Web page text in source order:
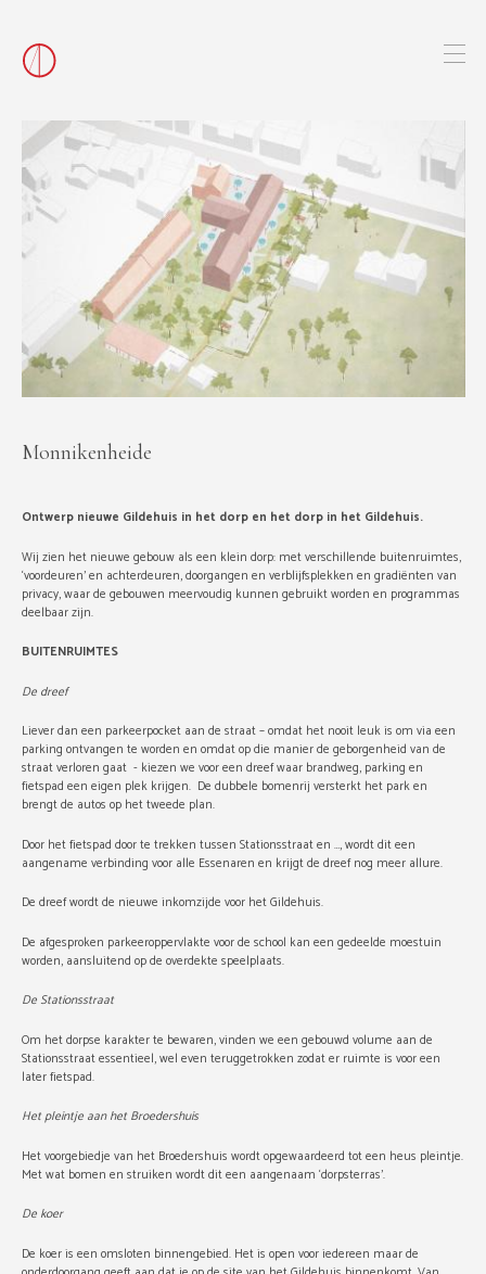
Monnikenheide
Ontwerp nieuwe Gildehuis in het dorp en het dorp in het Gildehuis.
Wij zien het nieuwe gebouw als een klein dorp: met verschillende buitenruimtes,
‘voordeuren’ en achterdeuren, doorgangen en verblijfsplekken en gradiënten van
privacy, waar de gebouwen meervoudig kunnen gebruikt worden en programmas
deelbaar zijn.
BUITENRUIMTES
De dreef
Liever dan een parkeerpocket aan de straat – omdat het nooit leuk is om via een
parking ontvangen te worden en omdat op die manier de geborgenheid van de
straat verloren gaat - kiezen we voor een dreef waar brandweg, parking en
fietspad een eigen plek krijgen. De dubbele bomenrij versterkt het park en
brengt de autos op het tweede plan.
Door het fietspad door te trekken tussen Stationsstraat en …, wordt dit een
aangename verbinding voor alle Essenaren en krijgt de dreef nog meer allure.
De dreef wordt de nieuwe inkomzijde voor het Gildehuis.
De afgesproken parkeeroppervlakte voor de school kan een gedeelde moestuin
worden, aansluitend op de overdekte speelplaats.
De Stationsstraat
Om het dorpse karakter te bewaren, vinden we een gebouwd volume aan de
Stationsstraat essentieel, wel even teruggetrokken zodat er ruimte is voor een
later fietspad.
Het pleintje aan het Broedershuis
Het voorgebiedje van het Broedershuis wordt opgewaardeerd tot een heus pleintje.
Met wat bomen en struiken wordt dit een aangenaam ‘dorpsterras’.
De koer
De koer is een omsloten binnengebied. Het is open voor iedereen maar de